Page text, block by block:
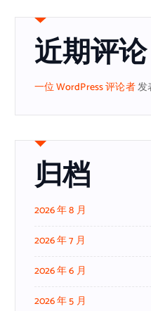
近期评论
一位 WordPress 评论者发
归档
2026 年 8 月
2026 年 7 月
2026 年 6 月
2026 年 5 月